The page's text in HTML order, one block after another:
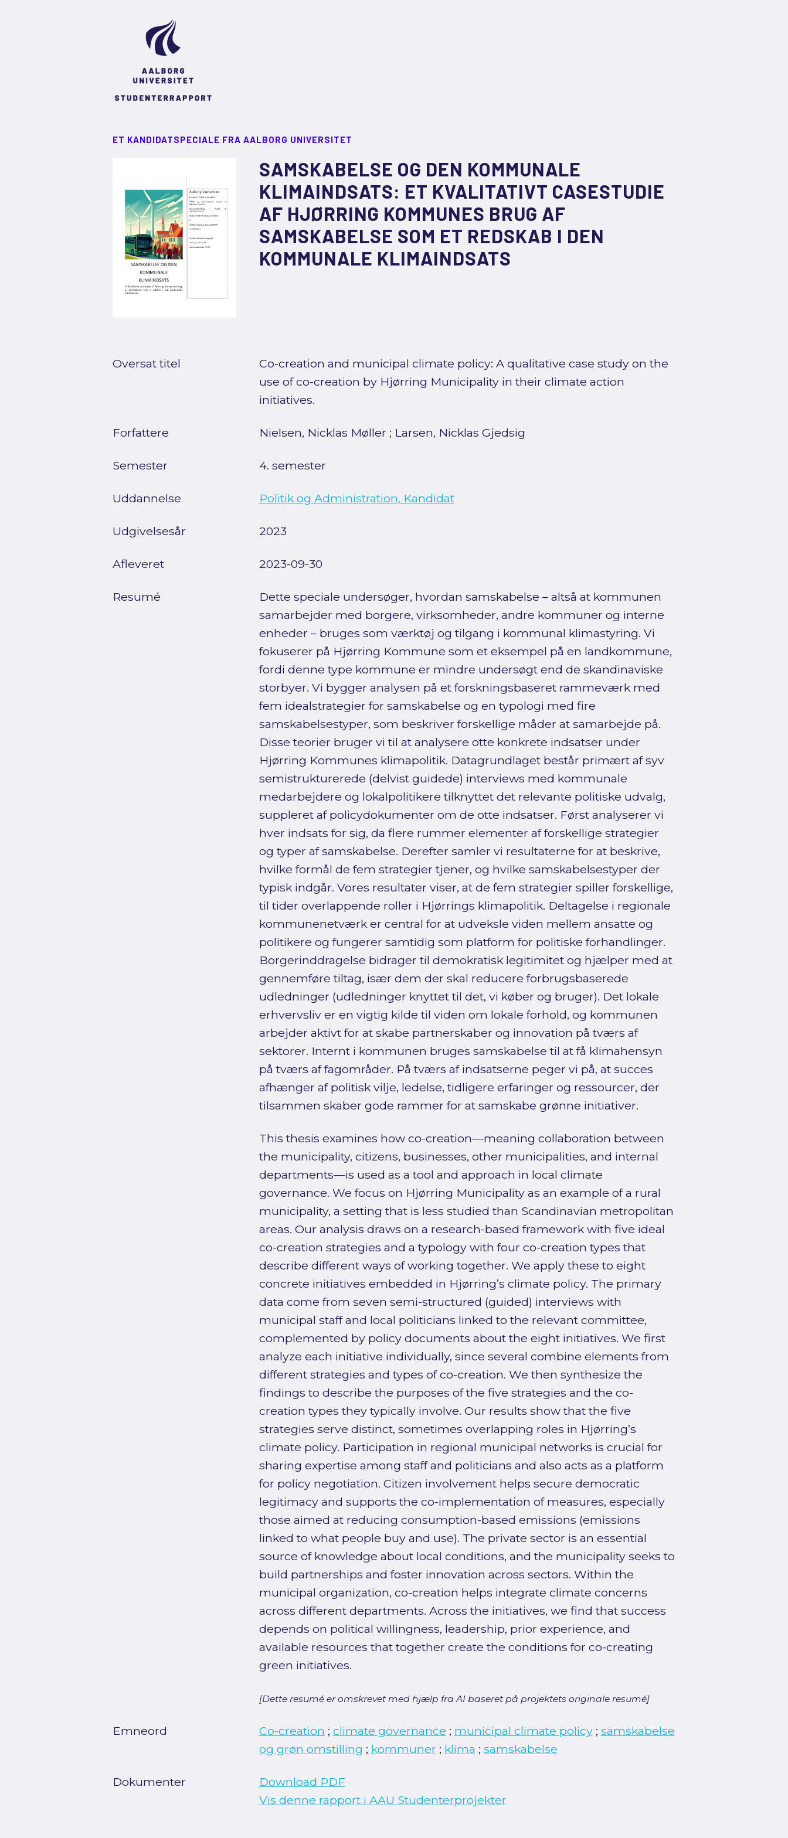
ET KANDIDATSPECIALE FRA AALBORG UNIVERSITET
SAMSKABELSE OG DEN KOMMUNALE
KLIMAINDSATS: ET KVALITATIVT CASESTUDIE
AF HJØRRING KOMMUNES BRUG AF
SAMSKABELSE SOM ET REDSKAB I DEN
KOMMUNALE KLIMAINDSATS
Oversat titel
Co-creation and municipal climate policy: A qualitative case study on the
use of co-creation by Hjørring Municipality in their climate action
initiatives.
Forfattere Nielsen, Nicklas Møller ; Larsen, Nicklas Gjedsig
Semester 4. semester
Uddannelse Politik og Administration, Kandidat
Udgivelsesår 2023
Afleveret 2023-09-30
Resumé
Dette speciale undersøger, hvordan samskabelse – altså at kommunen
samarbejder med borgere, virksomheder, andre kommuner og interne
enheder – bruges som værktøj og tilgang i kommunal klimastyring. Vi
fokuserer på Hjørring Kommune som et eksempel på en landkommune,
fordi denne type kommune er mindre undersøgt end de skandinaviske
storbyer. Vi bygger analysen på et forskningsbaseret rammeværk med
fem idealstrategier for samskabelse og en typologi med fire
samskabelsestyper, som beskriver forskellige måder at samarbejde på.
Disse teorier bruger vi til at analysere otte konkrete indsatser under
Hjørring Kommunes klimapolitik. Datagrundlaget består primært af syv
semistrukturerede (delvist guidede) interviews med kommunale
medarbejdere og lokalpolitikere tilknyttet det relevante politiske udvalg,
suppleret af policydokumenter om de otte indsatser. Først analyserer vi
hver indsats for sig, da flere rummer elementer af forskellige strategier
og typer af samskabelse. Derefter samler vi resultaterne for at beskrive,
hvilke formål de fem strategier tjener, og hvilke samskabelsestyper der
typisk indgår. Vores resultater viser, at de fem strategier spiller forskellige,
til tider overlappende roller i Hjørrings klimapolitik. Deltagelse i regionale
kommunenetværk er central for at udveksle viden mellem ansatte og
politikere og fungerer samtidig som platform for politiske forhandlinger.
Borgerinddragelse bidrager til demokratisk legitimitet og hjælper med at
gennemføre tiltag, især dem der skal reducere forbrugsbaserede
udledninger (udledninger knyttet til det, vi køber og bruger). Det lokale
erhvervsliv er en vigtig kilde til viden om lokale forhold, og kommunen
arbejder aktivt for at skabe partnerskaber og innovation på tværs af
sektorer. Internt i kommunen bruges samskabelse til at få klimahensyn
på tværs af fagområder. På tværs af indsatserne peger vi på, at succes
afhænger af politisk vilje, ledelse, tidligere erfaringer og ressourcer, der
tilsammen skaber gode rammer for at samskabe grønne initiativer.
This thesis examines how co-creation—meaning collaboration between
the municipality, citizens, businesses, other municipalities, and internal
departments—is used as a tool and approach in local climate
governance. We focus on Hjørring Municipality as an example of a rural
municipality, a setting that is less studied than Scandinavian metropolitan
areas. Our analysis draws on a research-based framework with five ideal
co-creation strategies and a typology with four co-creation types that
describe different ways of working together. We apply these to eight
concrete initiatives embedded in Hjørring’s climate policy. The primary
data come from seven semi-structured (guided) interviews with
municipal staff and local politicians linked to the relevant committee,
complemented by policy documents about the eight initiatives. We first
analyze each initiative individually, since several combine elements from
different strategies and types of co-creation. We then synthesize the
findings to describe the purposes of the five strategies and the co-
creation types they typically involve. Our results show that the five
strategies serve distinct, sometimes overlapping roles in Hjørring’s
climate policy. Participation in regional municipal networks is crucial for
sharing expertise among staff and politicians and also acts as a platform
for policy negotiation. Citizen involvement helps secure democratic
legitimacy and supports the co-implementation of measures, especially
those aimed at reducing consumption-based emissions (emissions
linked to what people buy and use). The private sector is an essential
source of knowledge about local conditions, and the municipality seeks to
build partnerships and foster innovation across sectors. Within the
municipal organization, co-creation helps integrate climate concerns
across different departments. Across the initiatives, we find that success
depends on political willingness, leadership, prior experience, and
available resources that together create the conditions for co-creating
green initiatives.
[Dette resumé er omskrevet med hjælp fra AI baseret på projektets originale resumé]
Emneord Co-creation ; climate governance ; municipal climate policy; samskabelse
og grøn omstilling ; kommuner ; klima ; samskabelse
Dokumenter
Download PDF
Vis denne rapport i AAU Studenterprojekter